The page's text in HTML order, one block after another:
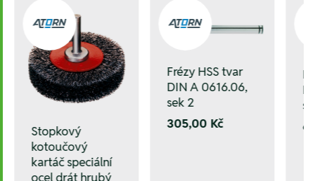
Stopkový
kotoučový
kartáč speciální
ocel drát hrubý
Frézy HSS tvar
DIN A 0616.06,
sek 2
305,00 Kč